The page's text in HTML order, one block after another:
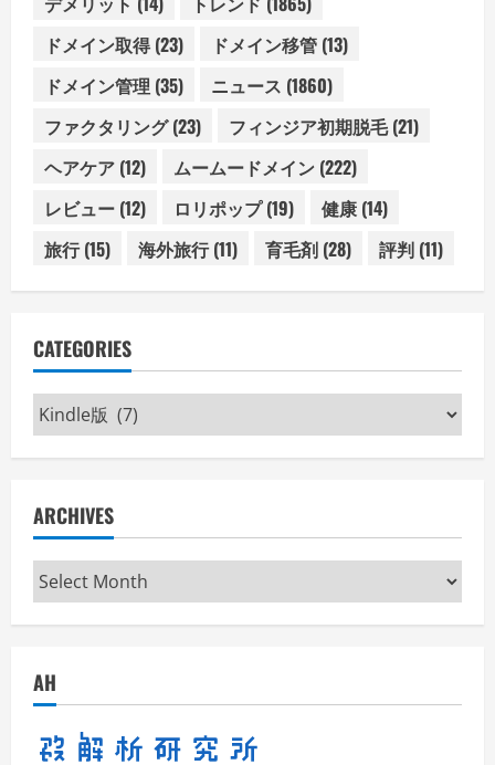
ドメイン取得(23) ドメイン移管 (13)
ドメイン管理 (35) ニュース (1860)
ファクタリング(23) フィンジア初期脱毛(21)
ヘアケア (12) ムームードメイン (222)
レビュー (12) ロリポップ(19) 健康 (14)
旅行(15) 海外旅行(11) 育毛剤 (28) 評判 (11)
CATEGORIES
Categories
ARCHIVES
Archives
AH